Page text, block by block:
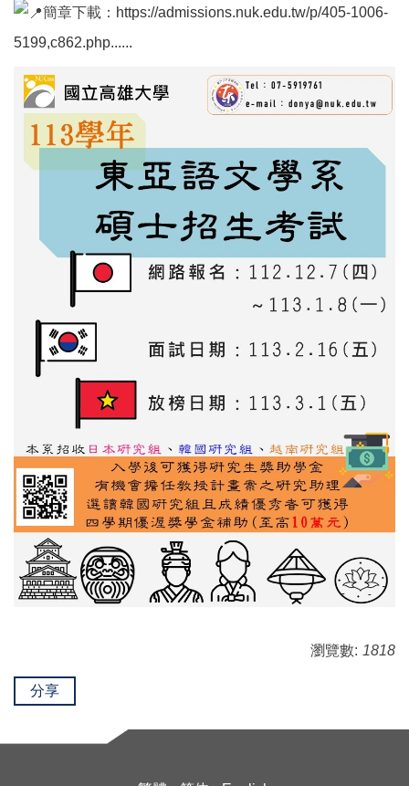
簡章下載： https://admissions.nuk.edu.tw/p/405-1006-
5199,c862.php......
瀏覽數: 1818
分享